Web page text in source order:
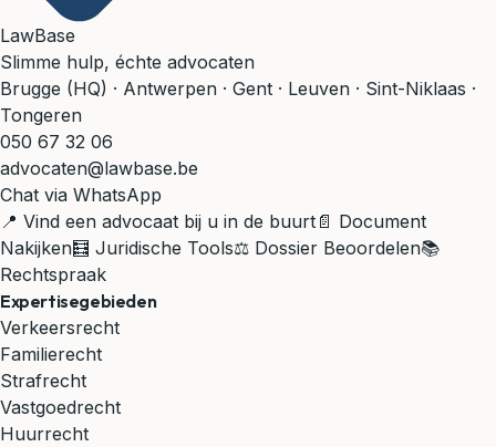
LawBase
Slimme hulp, échte advocaten
Brugge (HQ) · Antwerpen · Gent · Leuven · Sint-Niklaas ·
Tongeren
050 67 32 06
advocaten@lawbase.be
Chat via WhatsApp
📍 Vind een advocaat bij u in de buurt 📄 Document
Nakijken🧮 Juridische Tools⚖️ Dossier Beoordelen📚
Rechtspraak
Expertisegebieden
Verkeersrecht
Familierecht
Strafrecht
Vastgoedrecht
Huurrecht